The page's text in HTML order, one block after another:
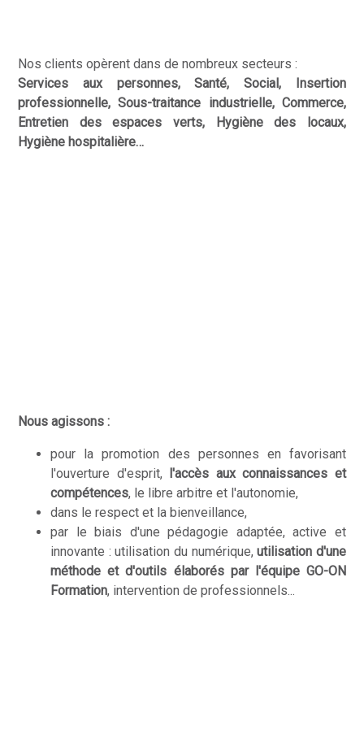
Nos clients opèrent dans de nombreux secteurs :
Services aux personnes, Santé, Social, Insertion
professionnelle, Sous-traitance industrielle, Commerce,
Entretien des espaces verts, Hygiène des locaux,
Hygiène hospitalière…
Nous agissons :
pour la promotion des personnes en favorisant
l'ouverture d'esprit, l'accès aux connaissances et
compétences, le libre arbitre et l'autonomie,
dans le respect et la bienveillance,
par le biais d'une pédagogie adaptée, active et
innovante : utilisation du numérique,utilisation d'une
méthode et d'outils élaborés par l'équipe GO-ON
Formation, intervention de professionnels...